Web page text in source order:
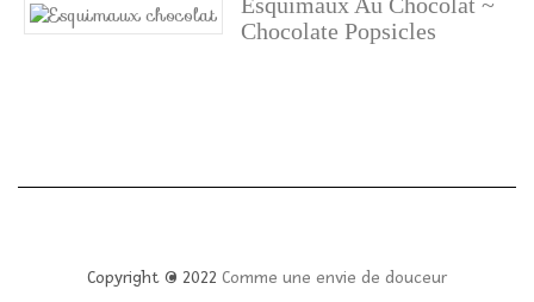
Chocolate Popsicles
Copyright © 2022 Comme une envie de douceur